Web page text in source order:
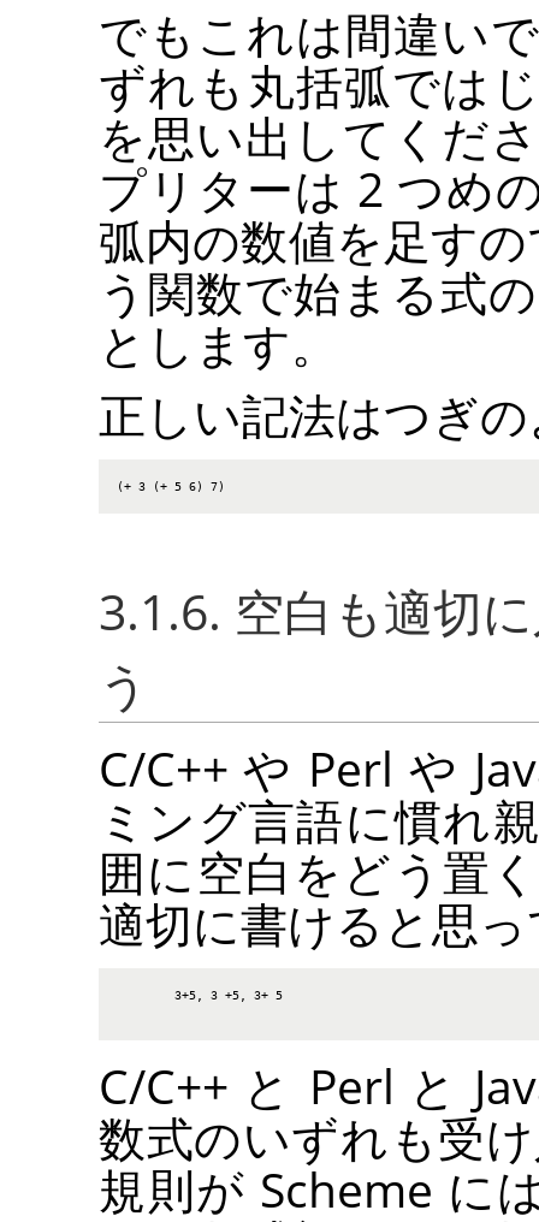
でもこれは間違い
ずれも丸括弧では
を思い出してくだ
プリターは 2 つめ
弧内の数値を足す
う関数で始まる式
とします。
正しい記法はつぎ
(+ 3 (+ 5 6) 7)
3.1.6. 空白も適切
う
C/C++ や Perl や
ミング言語に慣れ
囲に空白をどう置
適切に書けると思
3+5, 3 +5, 3+ 5
C/C++ と Perl と
数式のいずれも受
規則が Scheme に